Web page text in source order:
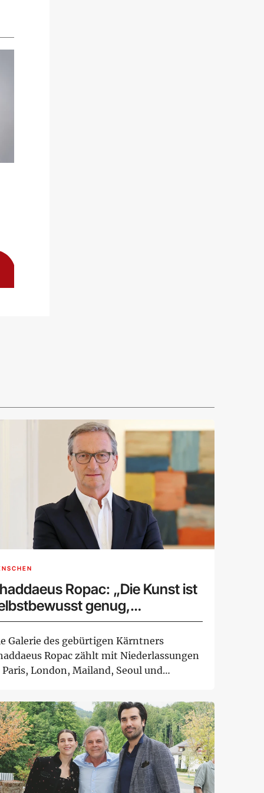
Ropac: „Die Kunst ist
genug,
zu leisten“
Galerie des gebürtigen Kärntners
Ropac zählt mit Niederlassungen
London, Mailand, Seoul und